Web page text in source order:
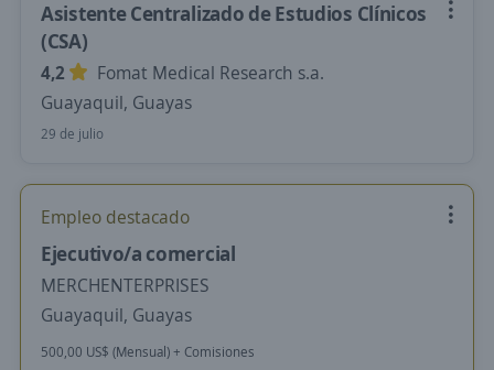
Asistente Centralizado de Estudios Clínicos
(CSA)
4,2
Fomat Medical Research s.a.
Guayaquil, Guayas
29 de julio
Empleo destacado
Ejecutivo/a comercial
MERCHENTERPRISES
Guayaquil, Guayas
500,00 US$ (Mensual) + Comisiones